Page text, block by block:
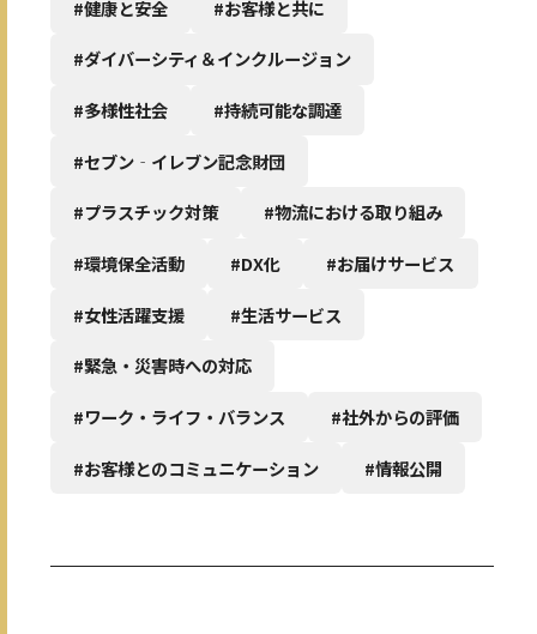
#健康と安全 #お客様と共に
#ダイバーシティ＆インクルージョン
#多様性社会 #持続可能な調達
#セブン‐イレブン記念財団
#プラスチック対策 #物流における取り組み
#環境保全活動 #DX化 #お届けサービス
#女性活躍支援 #生活サービス
#緊急・災害時への対応
#ワーク・ライフ・バランス #社外からの評価
#お客様とのコミュニケーション #情報公開